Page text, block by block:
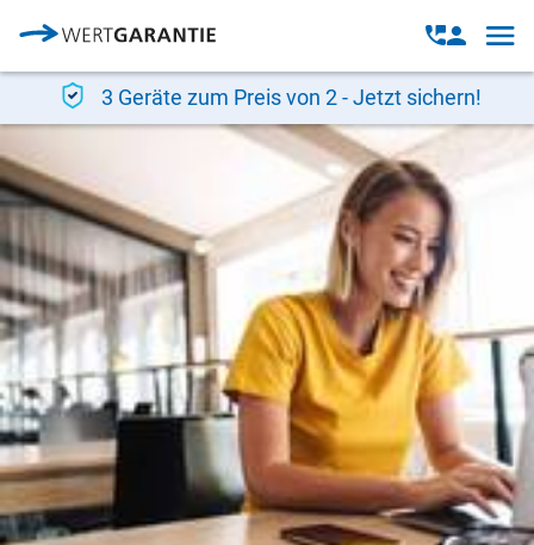
Open
modal
Open
3 Geräte zum Preis von 2 - Jetzt sichern!